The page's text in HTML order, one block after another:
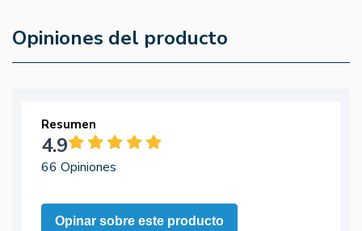
Opiniones del producto
Resumen
4.9
66 Opiniones
Opinar sobre este producto